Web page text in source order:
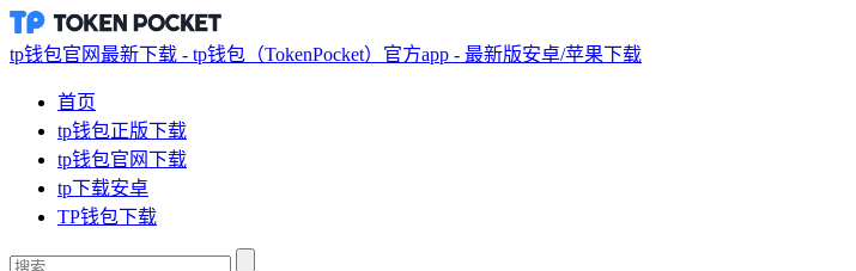
tp钱包官网最新下载 - tp钱包（TokenPocket）官方app - 最新版安卓/苹果下载
首页
tp钱包正版下载
tp钱包官网下载
tp下载安卓
TP钱包下载